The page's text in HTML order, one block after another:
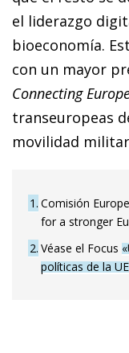
el liderazgo
bioeconomía.
con un mayor
Connecting
transeuropeas
movilidad
1 Comisión
for a stronger
2 Véase el Focus
políticas de la